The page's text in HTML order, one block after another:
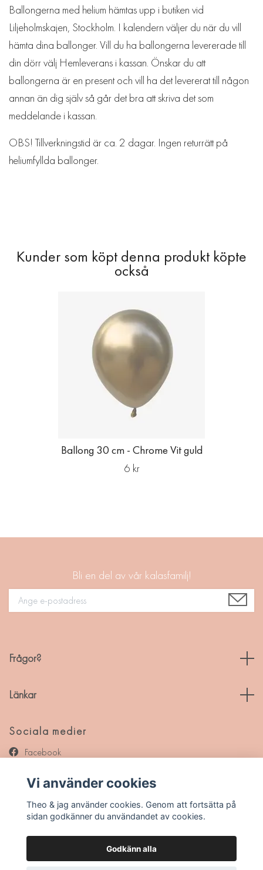
Ballongerna med helium hämtas upp i butiken vid
Liljeholmskajen, Stockholm. I kalendern väljer du när du vill
hämta dina ballonger. Vill du ha ballongerna levererade till
din dörr välj Hemleverans i kassan. Önskar du att
ballongerna är en present och vill ha det levererat till någon
annan än dig själv så går det bra att skriva det som
meddelande i kassan.
OBS! Tillverkningstid är ca. 2 dagar. Ingen returrätt på
heliumfyllda ballonger.
Ballong 30 cm - Chrome Vit guld
6 kr
Bli en del av vår kalasfamilj!
Frågor?
Länkar
Sociala medier
Facebook
Pinterest
Vi använder cookies
Theo & jag använder cookies. Genom att fortsätta på
sidan godkänner du användandet av cookies.
Godkänn alla